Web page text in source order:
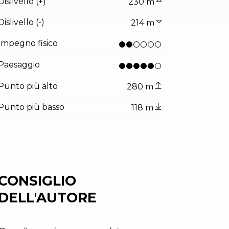
Dislivello (-) 214 m
Impegno fisico
Paesaggio
Punto più alto 280 m
Punto più basso 118 m